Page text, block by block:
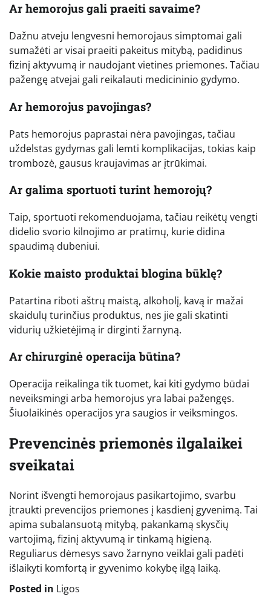
Ar hemorojus gali praeiti savaime?
Dažnu atveju lengvesni hemorojaus simptomai gali
sumažėti ar visai praeiti pakeitus mitybą, padidinus
fizinį aktyvumą ir naudojant vietines priemones. Tačiau
pažengę atvejai gali reikalauti medicininio gydymo.
Ar hemorojus pavojingas?
Pats hemorojus paprastai nėra pavojingas, tačiau
uždelstas gydymas gali lemti komplikacijas, tokias kaip
trombozė, gausus kraujavimas ar įtrūkimai.
Ar galima sportuoti turint hemorojų?
Taip, sportuoti rekomenduojama, tačiau reikėtų vengti
didelio svorio kilnojimo ar pratimų, kurie didina
spaudimą dubeniui.
Kokie maisto produktai blogina būklę?
Patartina riboti aštrų maistą, alkoholį, kavą ir mažai
skaidulų turinčius produktus, nes jie gali skatinti
vidurių užkietėjimą ir dirginti žarnyną.
Ar chirurginė operacija būtina?
Operacija reikalinga tik tuomet, kai kiti gydymo būdai
neveiksmingi arba hemorojus yra labai pažengęs.
Šiuolaikinės operacijos yra saugios ir veiksmingos.
Prevencinės priemonės ilgalaikei
sveikatai
Norint išvengti hemorojaus pasikartojimo, svarbu
įtraukti prevencijos priemones į kasdienį gyvenimą. Tai
apima subalansuotą mitybą, pakankamą skysčių
vartojimą, fizinį aktyvumą ir tinkamą higieną.
Reguliarus dėmesys savo žarnyno veiklai gali padėti
išlaikyti komfortą ir gyvenimo kokybę ilgą laiką.
Posted in Ligos